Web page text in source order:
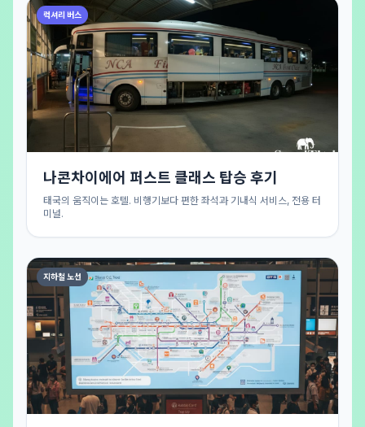
럭셔리 버스
나콘차이에어 퍼스트 클래스 탑승 후기
태국의 움직이는 호텔. 비행기보다 편한 좌석과 기내식 서비스, 전용 터
미널.
지하철 노선